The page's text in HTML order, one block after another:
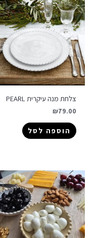
צלחת מנה עיקרית PEARL
₪79.00
הוספה לסל